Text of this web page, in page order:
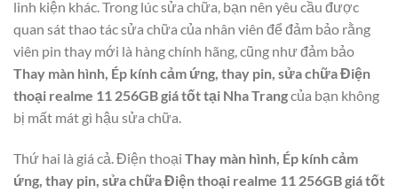
linh kiện khác. Trong lúc sửa chữa, bạn nên yêu cầu được
quan sát thao tác sửa chữa của nhân viên để đảm bảo rằng
viên pin thay mới là hàng chính hãng, cũng như đảm bảo
Thay màn hình, Ép kính cảm ứng, thay pin, sửa chữa Điện
thoại realme 11 256GB giá tốt tại Nha Trangcủa bạn không
bị mất mát gì hậu sửa chữa.
Thứ hai là giá cả. Điện thoại Thay màn hình, Ép kính cảm
ứng, thay pin, sửa chữa Điện thoại realme 11 256GB giá tốt